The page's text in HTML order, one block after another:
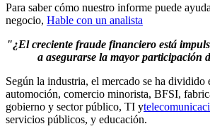
Para saber cómo nuestro informe puede
negocio, Hable con un analista
"¿El creciente fraude financiero está
a asegurarse la mayor participación
Según la industria, el mercado se ha dividido
automoción, comercio minorista, BFSI,
gobierno y sector público, TI y
servicios públicos, y educación.